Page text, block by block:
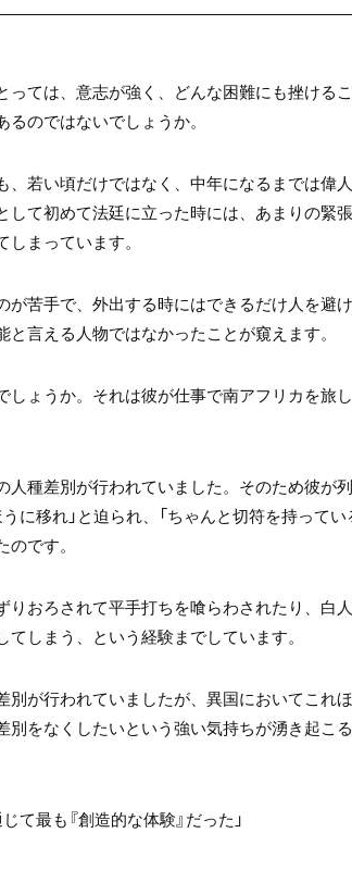
っては、意志が強く、どんな困難にも挫ける
のではないでしょうか。
、若い頃だけではなく、中年になるまでは偉
て初めて法廷に立った時には、あまりの緊
まっています。
が苦手で、外出する時にはできるだけ人を避
言える人物ではなかったことが窺えます。
しょうか。それは彼が仕事で南アフリカを旅
種差別が行われていました。そのため彼が
に移れ」と迫られ、「ちゃんと切符を持ってい
です。
りおろされて平手打ちを喰らわされたり、白
しまう、という経験までしています。
が行われていましたが、異国においてこれ
をなくしたいという強い気持ちが湧き起こ
て最も『創造的な体験』だった」